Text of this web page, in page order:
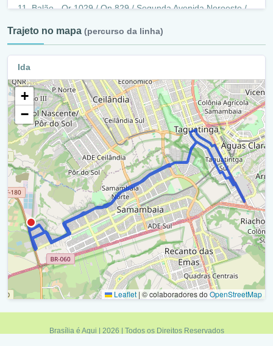
Balão - Qr 1029 / Qn 829 / Segunda Avenida Noroeste /
Qn 829 / Ra Xii
Qr 629 / Ra Xii
Avenida Noroeste / Ra Xii
Q 433 / Ra Xii
Retorno - Interna Antigo Terminal Samambaia Norte / Ra
Xii
Antigo Terminal Samambaia Norte / Ra Xii
Retorno - Interna Antigo Terminal Samambaia Norte / Ra
Xii
Q 433 / Ra Xii
Avenida Noroeste / Ra Xii
Xii
Trajeto no mapa (percurso da linha)
Ida
+
−
Leaflet | © colaboradores do OpenStreetMap
Brasília é Aqui | 2026 | Todos os Direitos Reservados